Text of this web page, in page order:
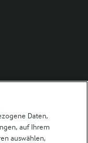
Daten,
auf Ihrem
auswählen,